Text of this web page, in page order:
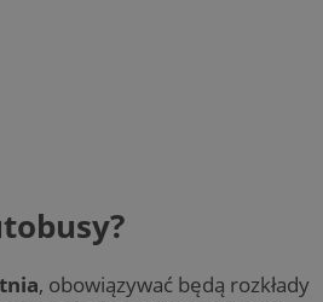
, obowiązywać będą rozkłady